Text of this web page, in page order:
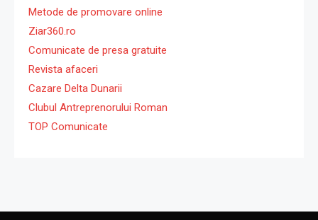
Metode de promovare online
Ziar360.ro
Comunicate de presa gratuite
Revista afaceri
Cazare Delta Dunarii
Clubul Antreprenorului Roman
TOP Comunicate